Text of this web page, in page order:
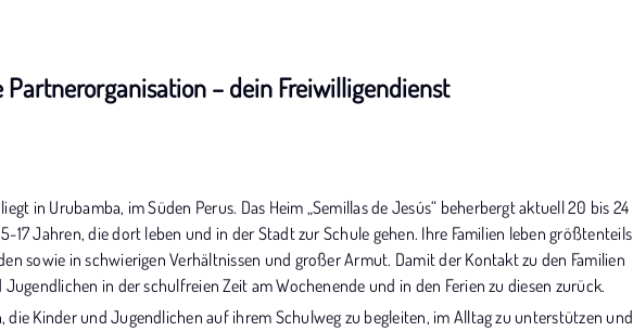
Partnerorganisation – dein Freiwilligendienst
in Urubamba, im Süden Perus. Das Heim „Semillas de Jesús“ beherbergt aktuell 20 bis 24
17 Jahren, die dort leben und in der Stadt zur Schule gehen. Ihre Familien leben größtenteils
sowie in schwierigen Verhältnissen und großer Armut. Damit der Kontakt zu den Familien
in der schulfreien Zeit am Wochenende und in den Ferien zu diesen zurück.
Kinder und Jugendlichen auf ihrem Schulweg zu begleiten, im Alltag zu unterstützen und